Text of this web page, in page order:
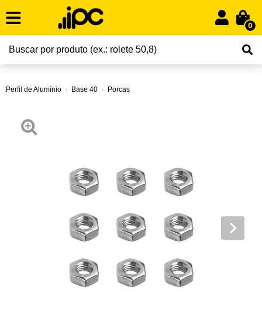
0
Perfil de Alumínio Base 40 Porcas